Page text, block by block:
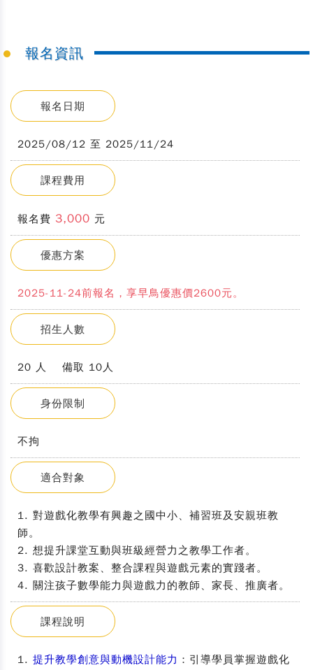
報名資訊
報名日期
2025/08/12 至 2025/11/24
課程費用
報名費 3,000 元
優惠方案
2025-11-24前報名，享早鳥優惠價2600元。
招生人數
20 人 備取 10人
身份限制
不拘
適合對象
1. 對遊戲化教學有興趣之國中小、補習班及安親班教
師。
2. 想提升課堂互動與班級經營力之教學工作者。
3. 喜歡設計教案、整合課程與遊戲元素的實踐者。
4. 關注孩子數學能力與遊戲力的教師、家長、推廣者。
課程說明
1. 提升教學創意與動機設計能力 ：引導學員掌握遊戲化